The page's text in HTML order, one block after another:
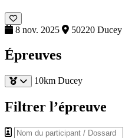
8 nov. 2025 50220 Ducey
Épreuves
10km Ducey
Filtrer l’épreuve
Nom du participant / Dossard